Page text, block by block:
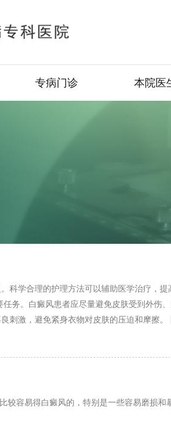
专病门诊 本院医
科学合理的护理方法可以辅助医学治疗，
务。白癜风患者应尽量避免皮肤受到外伤
刺激，避免紧身衣物对皮肤的压迫和摩擦
阳帽或使用遮阳伞，特别是在夏季和紫外
较容易得白癜风的，特别是一些容易磨损